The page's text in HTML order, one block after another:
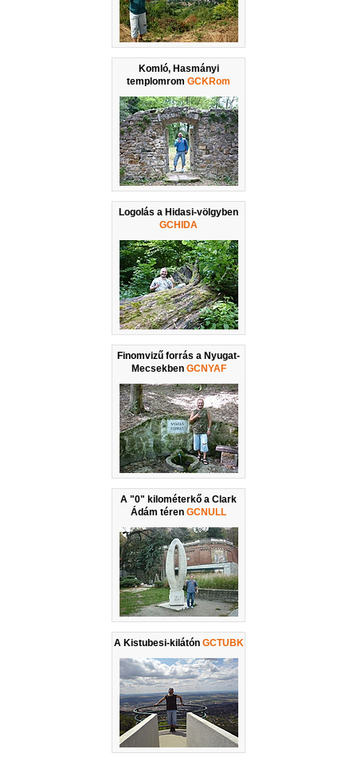
Komló, Hasmányi
templomrom GCKRom
Logolás a Hidasi-völgyben
GCHIDA
Finomvizű forrás a Nyugat-
Mecsekben GCNYAF
A "0" kilométerkő a Clark
Ádám téren GCNULL
A Kistubesi-kilátón GCTUBK